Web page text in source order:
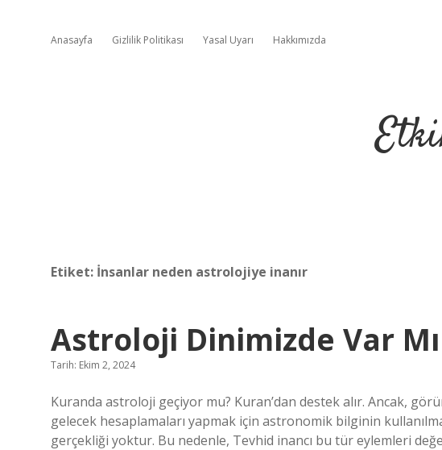
Anasayfa Gizlilik Politikası Yasal Uyarı Hakkımızda
Etiket: İnsanlar neden astrolojiye inanır
Astroloji Dinimizde Var Mı
Tarih: Ekim 2, 2024
Kuranda astroloji geçiyor mu? Kuran’dan destek alır. Ancak,
gelecek hesaplamaları yapmak için astronomik bilginin
gerçekliği yoktur. Bu nedenle, Tevhid inancı bu tür eylemleri